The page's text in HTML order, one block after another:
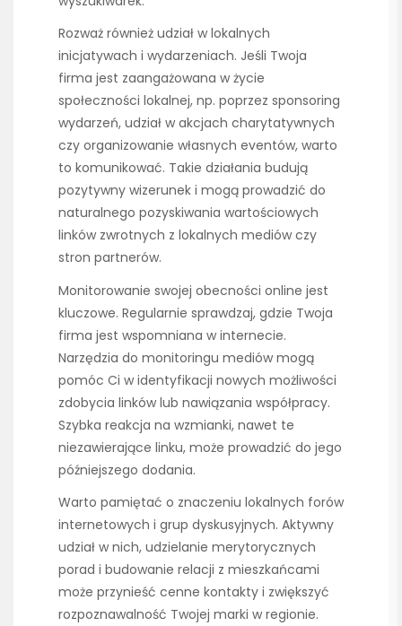
Rozważ również udział w lokalnych
inicjatywach i wydarzeniach. Jeśli Twoja
firma jest zaangażowana w życie
społeczności lokalnej, np. poprzez sponsoring
wydarzeń, udział w akcjach charytatywnych
czy organizowanie własnych eventów, warto
to komunikować. Takie działania budują
pozytywny wizerunek i mogą prowadzić do
naturalnego pozyskiwania wartościowych
linków zwrotnych z lokalnych mediów czy
stron partnerów.
Monitorowanie swojej obecności online jest
kluczowe. Regularnie sprawdzaj, gdzie Twoja
firma jest wspomniana w internecie.
Narzędzia do monitoringu mediów mogą
pomóc Ci w identyfikacji nowych możliwości
zdobycia linków lub nawiązania współpracy.
Szybka reakcja na wzmianki, nawet te
niezawierające linku, może prowadzić do jego
późniejszego dodania.
Warto pamiętać o znaczeniu lokalnych forów
internetowych i grup dyskusyjnych. Aktywny
udział w nich, udzielanie merytorycznych
porad i budowanie relacji z mieszkańcami
może przynieść cenne kontakty i zwiększyć
rozpoznawalność Twojej marki w regionie.